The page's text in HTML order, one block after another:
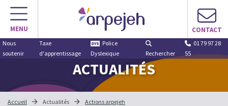
MENU CONTACT
Nous
soutenir
Taxe
d'apprentissage
Police
Dyslexique
Rechercher
01 79 97 28
55
ACTUALITÉS
Accueil Actualités
Actions arpejeh